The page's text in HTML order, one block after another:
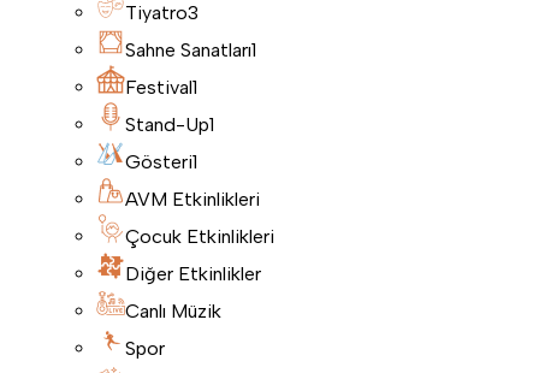
Tiyatro3
Sahne Sanatları1
Festival1
Stand-Up1
Gösteri1
AVM Etkinlikleri
Çocuk Etkinlikleri
Diğer Etkinlikler
Canlı Müzik
Spor